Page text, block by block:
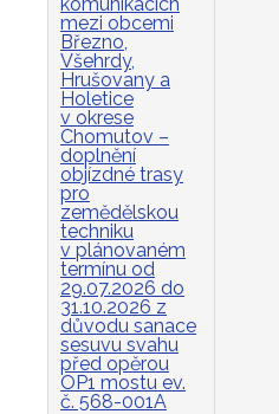
mezi obcemi
Březno,
Všehrdy,
Hrušovany a
Holetice
v okrese
Chomutov –
doplnění
objízdné trasy
pro
zemědělskou
techniku
v plánovaném
termínu od
29.07.2026 do
31.10.2026 z
důvodu sanace
sesuvu svahu
před opěrou
OP1 mostu ev.
č. 568-001A